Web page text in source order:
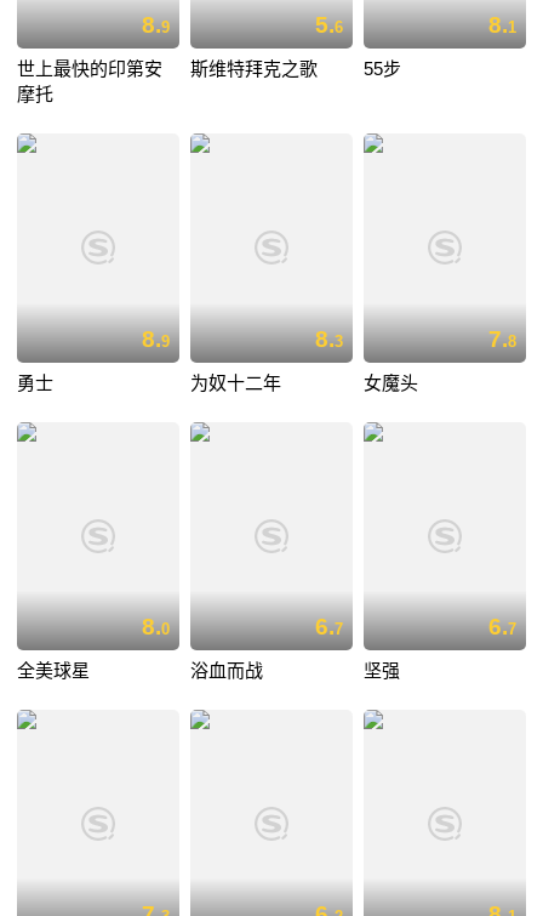
8.9
世上最快的印第安
摩托
5.6
斯维特拜克之歌
8.1
55步
8.9
勇士
8.3
为奴十二年
7.8
女魔头
8.0
全美球星
6.7
浴血而战
6.7
坚强